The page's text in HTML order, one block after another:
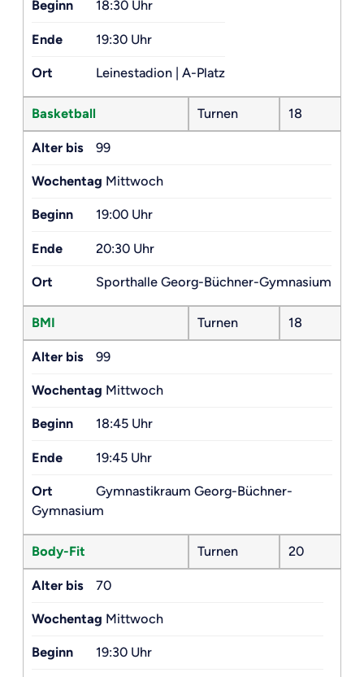
Beginn 18:30 Uhr
Ende 19:30 Uhr
Ort Leinestadion | A-Platz
Basketball Turnen 18
Alter bis 99
Wochentag Mittwoch
Beginn 19:00 Uhr
Ende 20:30 Uhr
Ort Sporthalle Georg-Büchner-Gymnasium
BMI Turnen 18
Alter bis 99
Wochentag Mittwoch
Beginn 18:45 Uhr
Ende 19:45 Uhr
Ort
Gymnastikraum Georg-Büchner-
Gymnasium
Body-Fit Turnen 20
Alter bis 70
Wochentag Mittwoch
Beginn 19:30 Uhr